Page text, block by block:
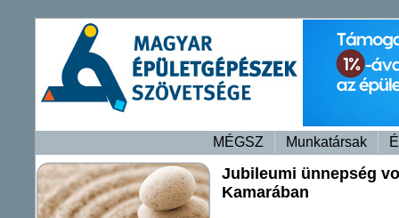
MÉGSZ Munkatársak
Jubileumi ünnepség
Kamarában